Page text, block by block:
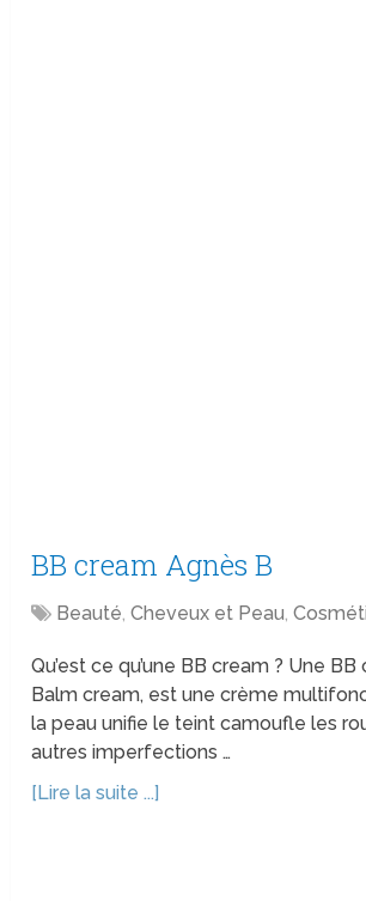
BB cream Agnès B
Beauté,Cheveux et Peau,
Qu’est ce qu’une BB cream ? Une
Balm cream, est une crème
la peau unifie le teint camoufle les
autres imperfections …
[Lire la suite ...]